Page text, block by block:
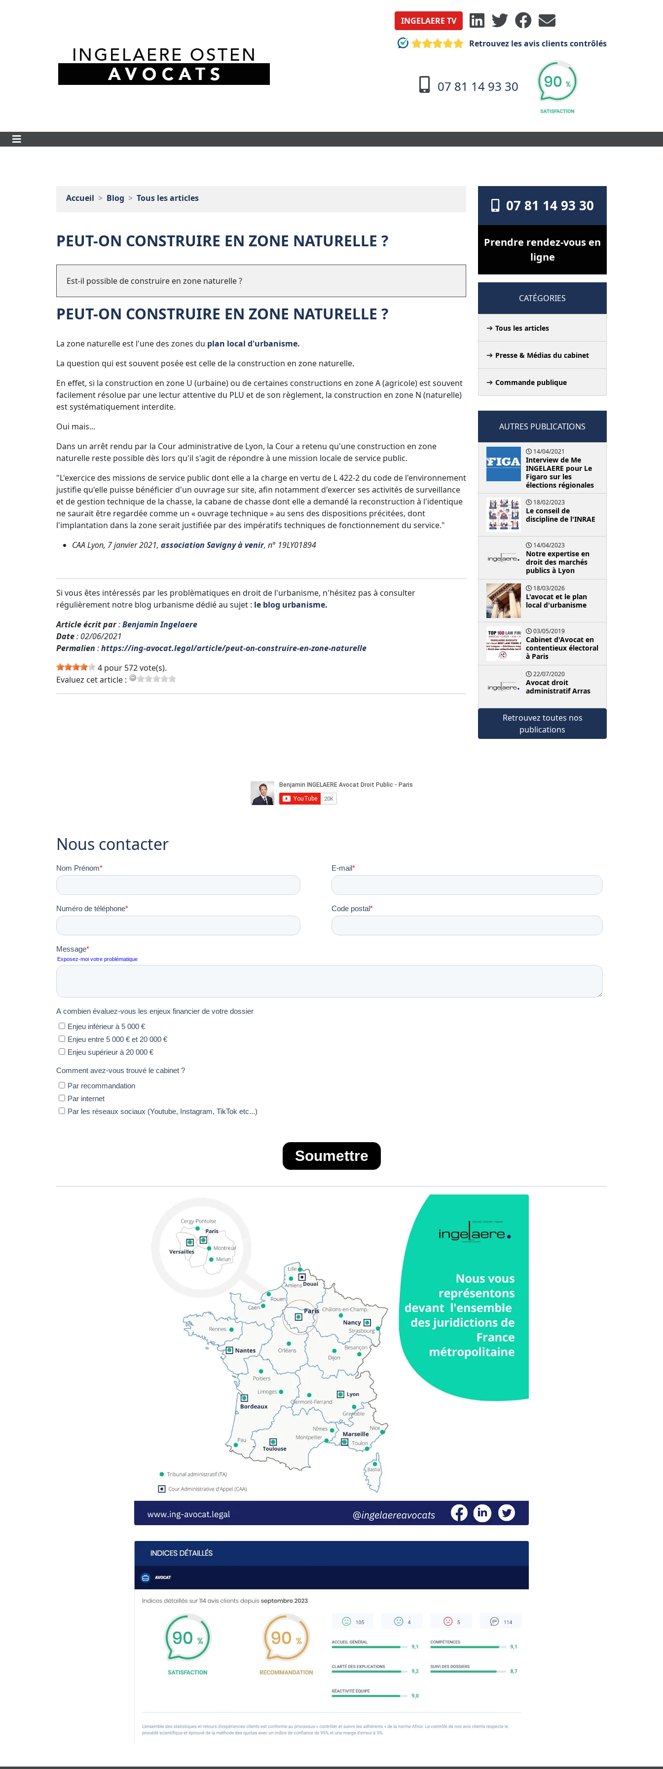
INGELAERE TV
Retrouvez les avis clients contrôlés
07 81 14 93 30
Accueil Blog Tous les articles
PEUT-ON CONSTRUIRE EN ZONE NATURELLE ?
Est-il possible de construire en zone naturelle ?
PEUT-ON CONSTRUIRE EN ZONE NATURELLE ?
La zone naturelle est l'une des zones du plan local d'urbanisme.
La question qui est souvent posée est celle de la construction en zone naturelle.
En effet, si la construction en zone U (urbaine) ou de certaines constructions en zone A (agricole) est souvent
facilement résolue par une lectur attentive du PLU et de son règlement, la construction en zone N (naturelle)
est systématiquement interdite.
Oui mais...
Dans un arrêt rendu par la Cour administrative de Lyon, la Cour a retenu qu'une construction en zone
naturelle reste possible dès lors qu'il s'agit de répondre à une mission locale de service public.
"L'exercice des missions de service public dont elle a la charge en vertu de L 422-2 du code de l'environnement
justifie qu'elle puisse bénéficier d'un ouvrage sur site, afin notamment d'exercer ses activités de surveillance
et de gestion technique de la chasse, la cabane de chasse dont elle a demandé la reconstruction à l'identique
ne saurait être regardée comme un « ouvrage technique » au sens des dispositions précitées, dont
l'implantation dans la zone serait justifiée par des impératifs techniques de fonctionnement du service."
CAA Lyon, 7 janvier 2021, association Savigny à venir, n° 19LY01894
Si vous êtes intéressés par les problèmatiques en droit de l'urbanisme, n'hésitez pas à consulter
régulièrement notre blog urbanisme dédié au sujet : le blog urbanisme.
Article écrit par:Benjamin Ingelaere
Date: 02/06/2021
Permalien :https://ing-avocat.legal/article/peut-on-construire-en-zone-naturelle
4 pour 572 vote(s).
Evaluez cet article :
07 81 14 93 30
Prendre rendez-vous en
ligne
CATÉGORIES
Tous les articles
Presse & Médias du cabinet
Commande publique
AUTRES PUBLICATIONS
14/04/2021
Interview de Me
INGELAERE pour Le
Figaro sur les
élections régionales
18/02/2023
Le conseil de
discipline de l'INRAE
14/04/2023
Notre expertise en
droit des marchés
publics à Lyon
18/03/2026
L'avocat et le plan
local d'urbanisme
03/05/2019
Cabinet d'Avocat en
contentieux électoral
à Paris
22/07/2020
Avocat droit
administratif Arras
Retrouvez toutes nos
publications
Nous contacter